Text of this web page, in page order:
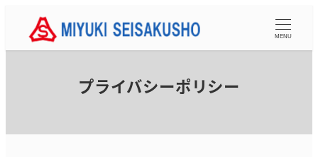
ン
ン
MENU
プライバシーポリシー